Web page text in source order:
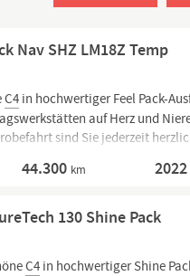
Nav SHZ LM18Z Temp
44.300 km 2022
C4 in hochwertiger Feel Pack-
auf Herz und
sind Sie jederzeit
130 Shine Pack
C4 in hochwertiger Shine